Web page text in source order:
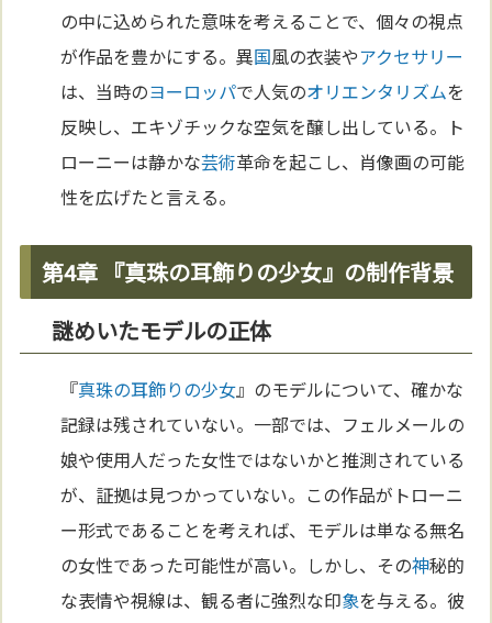
の中に込められた意味を考えることで、個々の視点
が作品を豊かにする。異国風の衣装やアクセサリー
は、当時のヨーロッパで人気のオリエンタリズムを
反映し、エキゾチックな空気を醸し出している。ト
ローニーは静かな芸術革命を起こし、肖像画の可能
性を広げたと言える。
第4章 『真珠の耳飾りの少女』の制作背景
謎めいたモデルの正体
『真珠の耳飾りの少女』のモデルについて、確かな
記録は残されていない。一部では、フェルメールの
娘や使用人だった女性ではないかと推測されている
が、証拠は見つかっていない。この作品がトローニ
ー形式であることを考えれば、モデルは単なる無名
の女性であった可能性が高い。しかし、その神秘的
な表情や視線は、観る者に強烈な印象を与える。彼